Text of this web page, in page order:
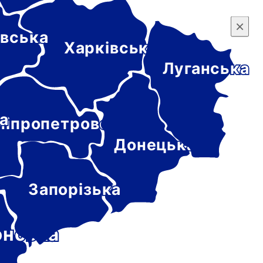
×
Донецька
Харківська
Луганська
Запорізька
×